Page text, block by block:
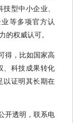
型中小企业、
等多项官方认
的权威认可。
得，比如国家高
、科技成果转化
以证明其长期在
开透明，联系电